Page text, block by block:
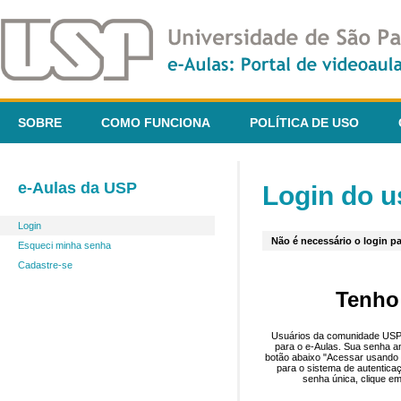
SOBRE COMO FUNCIONA POLÍTICA DE USO
e-Aulas da USP
Login
Esqueci minha senha
Cadastre-se
Login do
Não é necessário o login
Usuários da comunidade
para o e-Aulas. Sua senha
botão abaixo "Acessar
para o sistema de
senha única, clique